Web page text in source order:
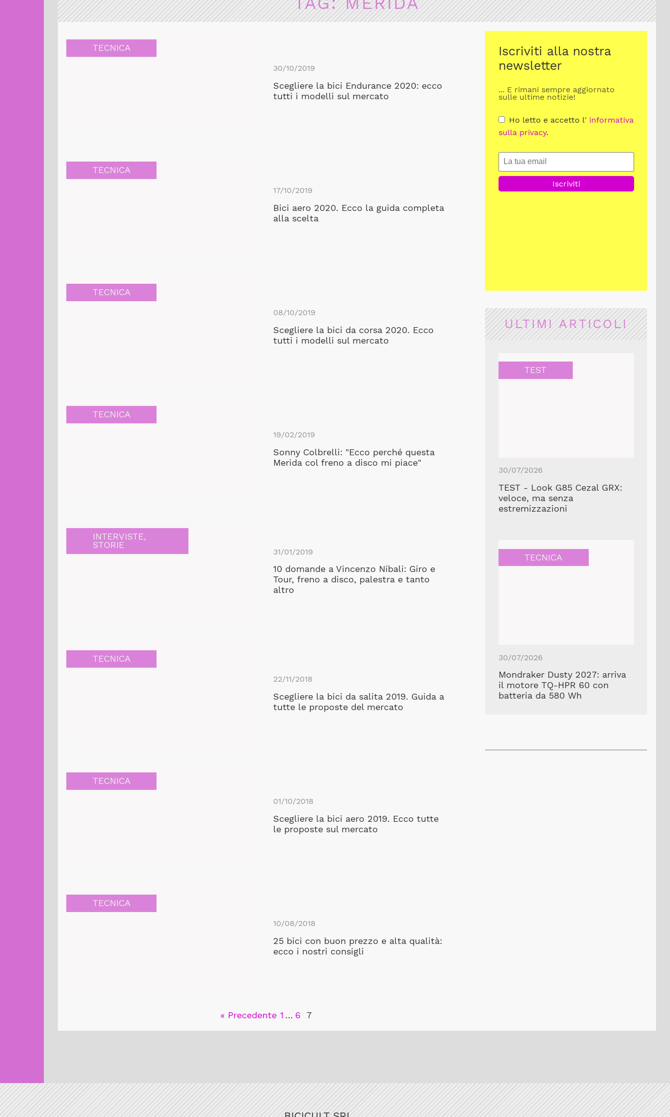
TECNICA
30/10/2019
Scegliere la bici Endurance 2020: ecco
tutti i modelli sul mercato
TECNICA
17/10/2019
Bici aero 2020. Ecco la guida completa
alla scelta
TECNICA
08/10/2019
Scegliere la bici da corsa 2020. Ecco
tutti i modelli sul mercato
TECNICA
19/02/2019
Sonny Colbrelli: "Ecco perché questa
Merida col freno a disco mi piace"
INTERVISTE,
STORIE
31/01/2019
10 domande a Vincenzo Nibali: Giro e
Tour, freno a disco, palestra e tanto
altro
TECNICA
22/11/2018
Scegliere la bici da salita 2019. Guida a
tutte le proposte del mercato
TECNICA
01/10/2018
Scegliere la bici aero 2019. Ecco tutte
le proposte sul mercato
TECNICA
10/08/2018
25 bici con buon prezzo e alta qualità:
ecco i nostri consigli
« Precedente 1 … 6 7
Iscriviti alla nostra
newsletter
... E rimani sempre aggiornato
sulle ultime notizie!
Ho letto e accetto l' informativa
sulla privacy.
ULTIMI ARTICOLI
TEST
30/07/2026
TEST - Look G85 Cezal GRX:
veloce, ma senza
estremizzazioni
TECNICA
30/07/2026
Mondraker Dusty 2027: arriva
il motore TQ-HPR 60 con
batteria da 580 Wh